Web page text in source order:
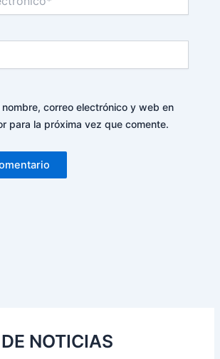
nombre, correo electrónico y web en
para la próxima vez que comente.
NOTICIAS